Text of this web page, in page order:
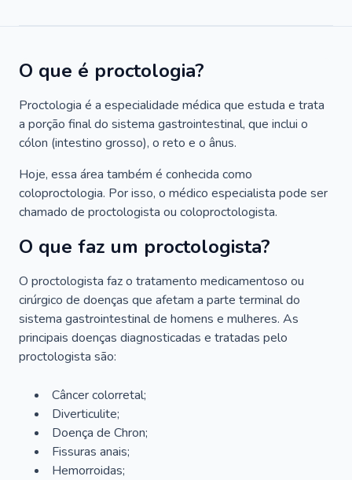
O que é proctologia?
Proctologia é a especialidade médica que estuda e trata
a porção final do sistema gastrointestinal, que inclui o
cólon (intestino grosso), o reto e o ânus.
Hoje, essa área também é conhecida como
coloproctologia. Por isso, o médico especialista pode ser
chamado de proctologista ou coloproctologista.
O que faz um proctologista?
O proctologista faz o tratamento medicamentoso ou
cirúrgico de doenças que afetam a parte terminal do
sistema gastrointestinal de homens e mulheres. As
principais doenças diagnosticadas e tratadas pelo
proctologista são:
Câncer colorretal;
Diverticulite;
Doença de Chron;
Fissuras anais;
Hemorroidas;